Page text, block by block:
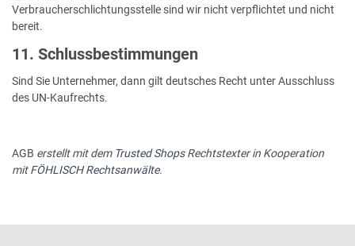
Verbraucherschlichtungsstelle sind wir nicht verpflichtet und nicht
bereit.
11. Schlussbestimmungen
Sind Sie Unternehmer, dann gilt deutsches Recht unter Ausschluss
des UN-Kaufrechts.
AGB erstellt mit dem Trusted ShopsRechtstexter in Kooperation
mitFÖHLISCH Rechtsanwälte.